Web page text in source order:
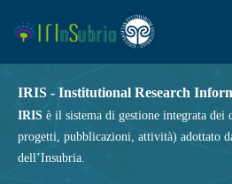
IRIS - Institutional Research
IRIS è il sistema di gestione integrata dei
progetti, pubblicazioni, attività) adottato
dell’Insubria.